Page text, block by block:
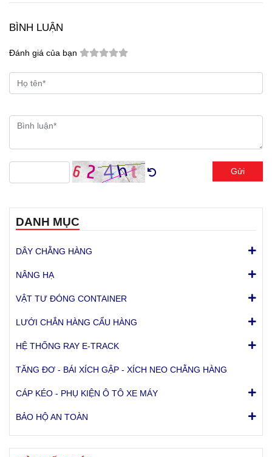
BÌNH LUẬN
Đánh giá của bạn
Gửi
DANH MỤC
DÂY CHẰNG HÀNG
NÂNG HẠ
VẬT TƯ ĐÓNG CONTAINER
LƯỚI CHẮN HÀNG CẨU HÀNG
HỆ THỐNG RAY E-TRACK
TĂNG ĐƠ - BÁI XÍCH GẬP - XÍCH NEO CHẰNG HÀNG
CÁP KÉO - PHỤ KIỆN Ô TÔ XE MÁY
BẢO HỘ AN TOÀN